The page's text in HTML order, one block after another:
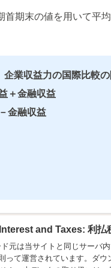
期末の値を用いて平
企業収益力の国際比較
＋金融収益
金融収益
and Taxes: 利払
元は当サイトと同じサーバ内
って運営されています。ダウ